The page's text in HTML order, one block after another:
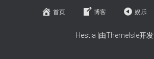
首页 博客 娱乐
Hestia |由ThemeIsle开发